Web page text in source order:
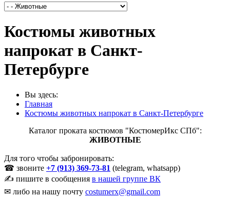
Костюмы животных
напрокат в Санкт-
Петербурге
Вы здесь:
Главная
Костюмы животных напрокат в Санкт-Петербурге
Каталог проката костюмов "КостюмерИкс СПб":
ЖИВОТНЫЕ
Для того чтобы забронировать:
☎ звоните +7 (913) 369-73-81 (telegram, whatsapp)
✍ пишите в сообщения в нашей группе ВК
✉ либо на нашу почту costumerx@gmail.com